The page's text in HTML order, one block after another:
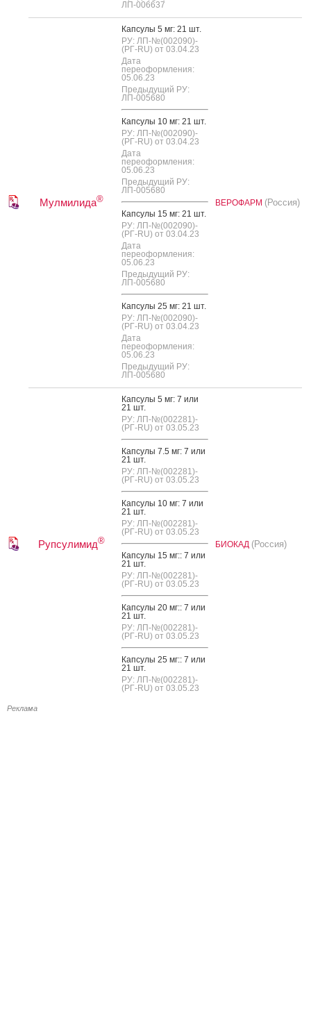
ЛП-006637
Мулмилида®
Кап­су­лы 5 мг: 21 шт.
РУ: ЛП-№(002090)-
(РГ-RU) от 03.04.23
Дата
переоформления:
05.06.23
Предыдущий РУ:
ЛП-005680
Кап­су­лы 10 мг: 21 шт.
РУ: ЛП-№(002090)-
(РГ-RU) от 03.04.23
Дата
переоформления:
05.06.23
Предыдущий РУ:
ЛП-005680
Кап­су­лы 15 мг: 21 шт.
РУ: ЛП-№(002090)-
(РГ-RU) от 03.04.23
Дата
переоформления:
05.06.23
Предыдущий РУ:
ЛП-005680
Кап­су­лы 25 мг: 21 шт.
РУ: ЛП-№(002090)-
(РГ-RU) от 03.04.23
Дата
переоформления:
05.06.23
Предыдущий РУ:
ЛП-005680
ВЕРОФАРМ (Россия)
Рупсулимид®
Кап­су­лы 5 мг: 7 или
21 шт.
РУ: ЛП-№(002281)-
(РГ-RU) от 03.05.23
Кап­су­лы 7.5 мг: 7 или
21 шт.
РУ: ЛП-№(002281)-
(РГ-RU) от 03.05.23
Кап­су­лы 10 мг: 7 или
21 шт.
РУ: ЛП-№(002281)-
(РГ-RU) от 03.05.23
Кап­су­лы 15 мг:: 7 или
21 шт.
РУ: ЛП-№(002281)-
(РГ-RU) от 03.05.23
Кап­су­лы 20 мг:: 7 или
21 шт.
РУ: ЛП-№(002281)-
(РГ-RU) от 03.05.23
Кап­су­лы 25 мг:: 7 или
21 шт.
РУ: ЛП-№(002281)-
(РГ-RU) от 03.05.23
БИОКАД (Россия)
Реклама